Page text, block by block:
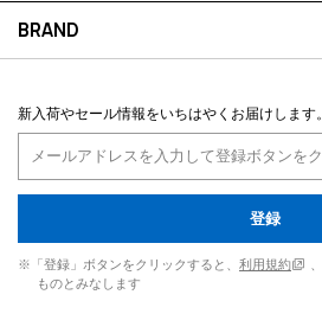
BRAND
新入荷やセール情報をいちはやくお届けします。
登録
※「登録」ボタンをクリックすると、 利用規約
ものとみなします